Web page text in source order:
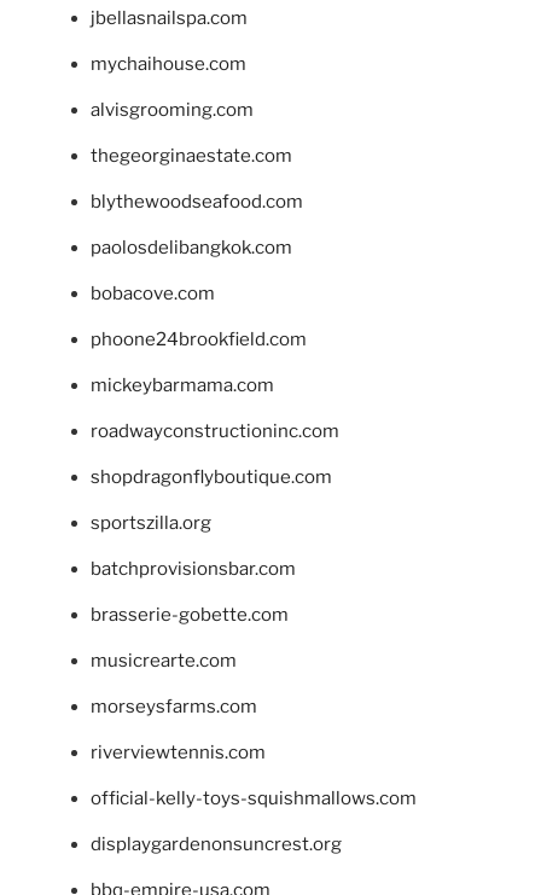
jbellasnailspa.com
mychaihouse.com
alvisgrooming.com
thegeorginaestate.com
blythewoodseafood.com
paolosdelibangkok.com
bobacove.com
phoone24brookfield.com
mickeybarmama.com
roadwayconstructioninc.com
shopdragonflyboutique.com
sportszilla.org
batchprovisionsbar.com
brasserie-gobette.com
musicrearte.com
morseysfarms.com
riverviewtennis.com
official-kelly-toys-squishmallows.com
displaygardenonsuncrest.org
bbq-empire-usa.com